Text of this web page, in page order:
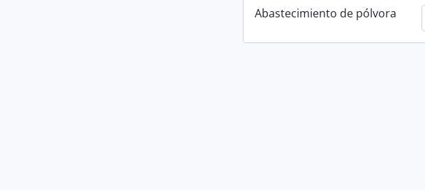
Abastecimiento de pólvora